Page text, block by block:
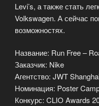
Levi’s, а также стать
Volkswagen. А сейчас
возможностях.
Название: Run Free –
Заказчик: Nike
Агентство: JWT
Номинация: Poster
Конкурс: CLIO Awards